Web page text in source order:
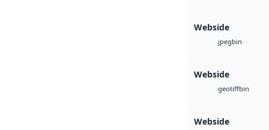
Webside
jpegbin
Webside
geotiffbin
Webside